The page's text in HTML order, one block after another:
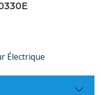
Électrique